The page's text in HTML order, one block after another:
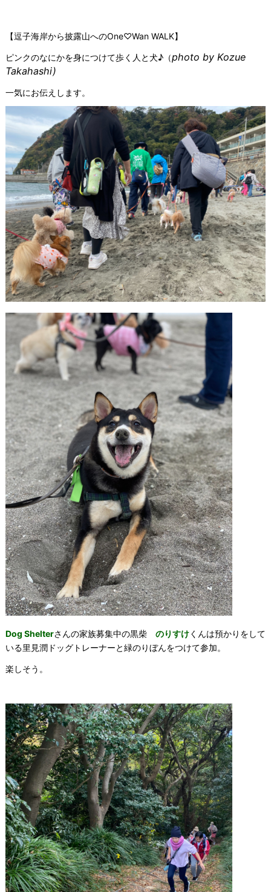
【逗子海岸から披露山へのOne♡Wan WALK】
ピンクのなにかを身につけて歩く人と犬♪（photo by Kozue
Takahashi)
一気にお伝えします。
Dog Shelterさんの家族募集中の黒柴 のりすけくんは預かりをして
いる里見潤ドッグトレーナーと緑のりぼんをつけて参加。
楽しそう。